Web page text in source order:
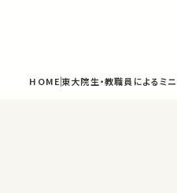
HOME東大院生・教職員によるミ